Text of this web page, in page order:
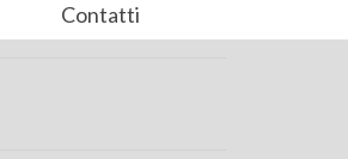
Contatti